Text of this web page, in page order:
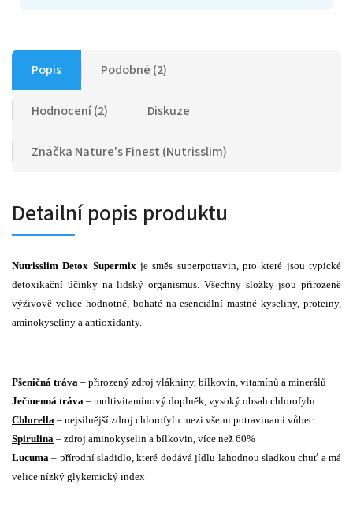
Popis Podobné (2)
Hodnocení (2) Diskuze
Značka Nature's Finest (Nutrisslim)
Detailní popis produktu
Nutrisslim Detox Supermix je směs superpotravin, pro které jsou typické
detoxikační účinky na lidský organismus. Všechny složky jsou přirozeně
výživově velice hodnotné, bohaté na esenciální mastné kyseliny, proteiny,
aminokyseliny a antioxidanty.
Pšeničná tráva – přirozený zdroj vlákniny, bílkovin, vitamínů a minerálů
Ječmenná tráva – multivitamínový doplněk, vysoký obsah chlorofylu
Chlorella – nejsilnější zdroj chlorofylu mezi všemi potravinami vůbec
Spirulina – zdroj aminokyselin a bílkovin, více než 60%
Lucuma– přírodní sladidlo, které dodává jídlu lahodnou sladkou chuť a má
velice nízký glykemický index